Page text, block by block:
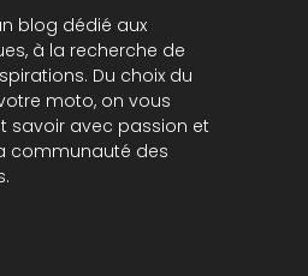
blog dédié aux
à la recherche de
Du choix du
moto, on vous
savoir avec passion et
communauté des